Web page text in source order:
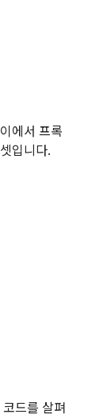
에서 프록
입니다.
드를 살펴